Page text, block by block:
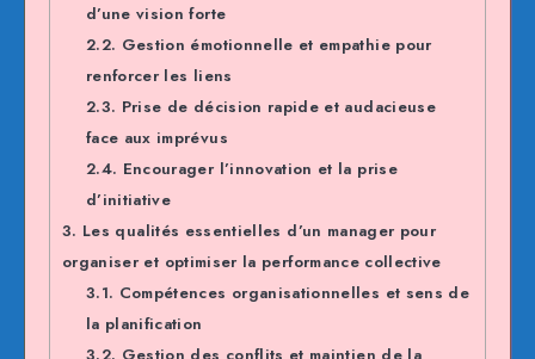
d’une vision forte
2.2. Gestion émotionnelle et empathie pour
renforcer les liens
2.3. Prise de décision rapide et audacieuse
face aux imprévus
2.4. Encourager l’innovation et la prise
d’initiative
3. Les qualités essentielles d’un manager pour
organiser et optimiser la performance collective
3.1. Compétences organisationnelles et sens de
la planification
3.2. Gestion des conflits et maintien de la